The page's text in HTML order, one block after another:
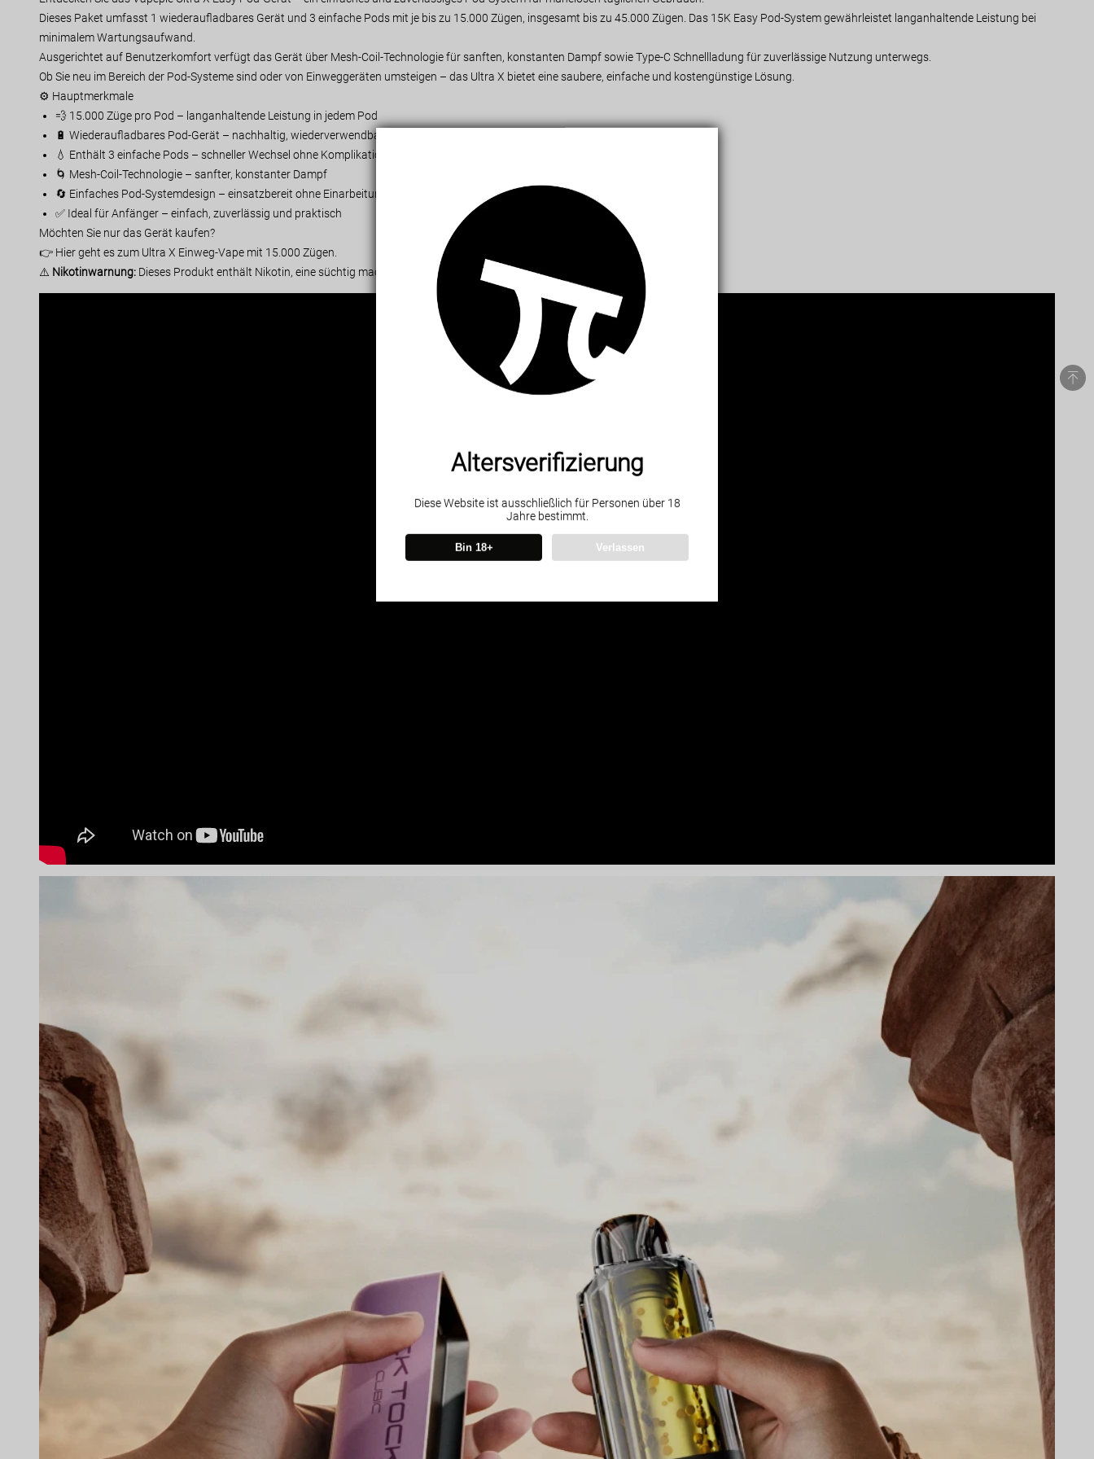
Altersverifizierung
Diese Website ist ausschließlich für Personen über 18
Jahre bestimmt.
Bin 18+ Verlassen
Vertrauenswürdiger Shop
www.vapepieeu.com
This store has earned the following certifications.
Certified Secure Certified
100% Issue-Free
Data Protection Certified
View Details
Dieses Paket umfasst 1 wiederaufladbares Gerät und 3 einfache Pods mit je bis zu 15.000 Zügen, insgesamt bis zu 45.000 Zügen. Das 15K Easy Pod-System gewährleistet langanhaltende Leistung bei
minimalem Wartungsaufwand.
Ausgerichtet auf Benutzerkomfort verfügt das Gerät über Mesh-Coil-Technologie für sanften, konstanten Dampf sowie Type-C Schnellladung für zuverlässige Nutzung unterwegs.
Ob Sie neu im Bereich der Pod-Systeme sind oder von Einweggeräten umsteigen – das Ultra X bietet eine saubere, einfache und kostengünstige Lösung.
⚙️ Hauptmerkmale
💨 15.000 Züge pro Pod – langanhaltende Leistung in jedem Pod
🔋 Wiederaufladbares Pod-Gerät – nachhaltig, wiederverwendbar und tragbar
💧 Enthält 3 einfache Pods – schneller Wechsel ohne Komplikationen
🌀 Mesh-Coil-Technologie – sanfter, konstanter Dampf
🔄 Einfaches Pod-Systemdesign – einsatzbereit ohne Einarbeitungszeit
✅ Ideal für Anfänger – einfach, zuverlässig und praktisch
Möchten Sie nur das Gerät kaufen?
👉 Hier geht es zum Ultra X Einweg-Vape mit 15.000 Zügen.
⚠️ Nikotinwarnung: Dieses Produkt enthält Nikotin, eine süchtig machende chemische Substanz. Nur für Personen über 18 Jahre.